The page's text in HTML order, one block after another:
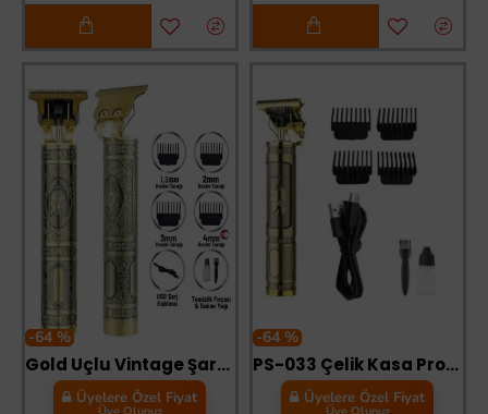
-64 %
Gold Uçlu Vintage Şarjlı Traş Makinesi Saç Sakal Ense Çizim Vucüt Kılı Tıraş Makinası
Üyelere Özel Fiyat
-64 %
PS-033 Çelik Kasa Profesyonel T-bıçak Saç Sakal Ense Ve Çizim Tıraş Makinesi
Üyelere Özel Fiyat